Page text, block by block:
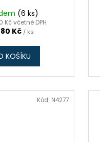
(6 ks)
Kč včetně DPH
Kč / ks
KOŠÍKU
Kód: N4277